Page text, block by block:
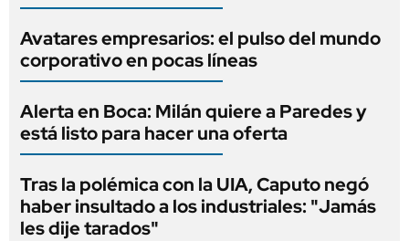
Avatares empresarios: el pulso del mundo
corporativo en pocas líneas
Alerta en Boca: Milán quiere a Paredes y
está listo para hacer una oferta
Tras la polémica con la UIA, Caputo negó
haber insultado a los industriales: "Jamás
les dije tarados"